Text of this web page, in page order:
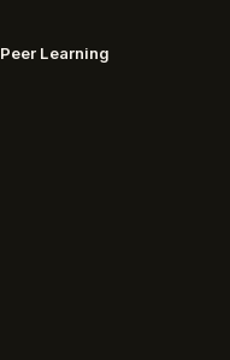
Peer Learning